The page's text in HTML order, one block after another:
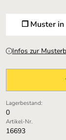
❐ Muster in
Infos zur
Lagerbestand:
0
Artikel-Nr.
16693